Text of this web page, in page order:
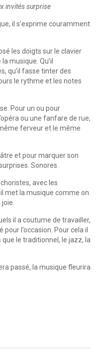
invités surprise
il s’exprime couramment
les doigts sur le clavier
musique. Qu’il
qu’il fasse tinter des
le rythme et les notes
Pour un ou pour
ou une fanfare de rue,
ferveur et le même
et pour marquer son
Sonores.
avec les
met la musique comme on
il a coutume de travailler,
l’occasion. Pour cela il
le traditionnel, le jazz, la
passé, la musique fleurira